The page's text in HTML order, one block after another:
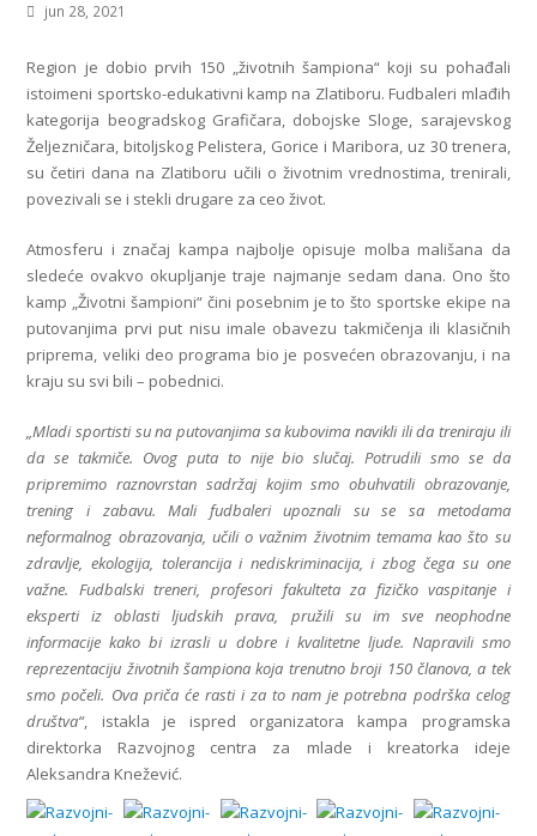
jun 28, 2021
Region je dobio prvih 150 „životnih šampiona“ koji su pohađali
istoimeni sportsko-edukativni kamp na Zlatiboru. Fudbaleri mlađih
kategorija beogradskog Grafičara, dobojske Sloge, sarajevskog
Željezničara, bitoljskog Pelistera, Gorice i Maribora, uz 30 trenera,
su četiri dana na Zlatiboru učili o životnim vrednostima, trenirali,
povezivali se i stekli drugare za ceo život.
Atmosferu i značaj kampa najbolje opisuje molba mališana da
sledeće ovakvo okupljanje traje najmanje sedam dana. Ono što
kamp „Životni šampioni“ čini posebnim je to što sportske ekipe na
putovanjima prvi put nisu imale obavezu takmičenja ili klasičnih
priprema, veliki deo programa bio je posvećen obrazovanju, i na
kraju su svi bili – pobednici.
„Mladi sportisti su na putovanjima sa kubovima navikli ili da treniraju ili
da se takmiče. Ovog puta to nije bio slučaj. Potrudili smo se da
pripremimo raznovrstan sadržaj kojim smo obuhvatili obrazovanje,
trening i zabavu. Mali fudbaleri upoznali su se sa metodama
neformalnog obrazovanja, učili o važnim životnim temama kao što su
zdravlje, ekologija, tolerancija i nediskriminacija, i zbog čega su one
važne. Fudbalski treneri, profesori fakulteta za fizičko vaspitanje i
eksperti iz oblasti ljudskih prava, pružili su im sve neophodne
informacije kako bi izrasli u dobre i kvalitetne ljude. Napravili smo
reprezentaciju životnih šampiona koja trenutno broji 150 članova, a tek
smo počeli. Ova priča će rasti i za to nam je potrebna podrška celog
društva“, istakla je ispred organizatora kampa programska
direktorka Razvojnog centra za mlade i kreatorka ideje
Aleksandra Knežević.